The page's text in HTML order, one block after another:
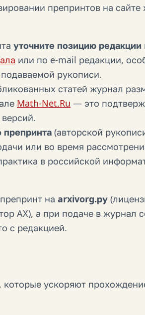
препринтов на
уточните позицию редакции
или по e-mail редакции,
рукописи.
статей журнал
Math-Net.Ru — это
препринта (авторской
или во время
в российской
на arxivorg.ру
AX), а при подаче в журнал
с редакцией.
которые ускоряют